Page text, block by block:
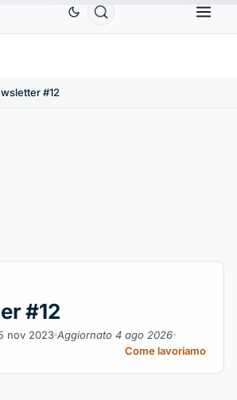
USD ↑1.90% Tether ↑0.00%
#12
#12
nov 2023 Aggiornato 4 ago 2026
Come lavoriamo